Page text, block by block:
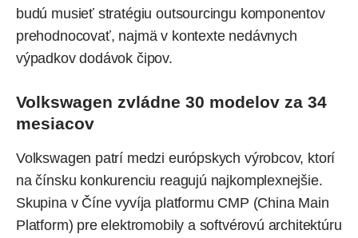
budú musieť stratégiu outsourcingu komponentov
prehodnocovať, najmä v kontexte nedávnych
výpadkov dodávok čipov.
Volkswagen zvládne 30 modelov za 34
mesiacov
Volkswagen patrí medzi európskych výrobcov, ktorí
na čínsku konkurenciu reagujú najkomplexnejšie.
Skupina v Číne vyvíja platformu CMP (China Main
Platform) pre elektromobily a softvérovú architektúru